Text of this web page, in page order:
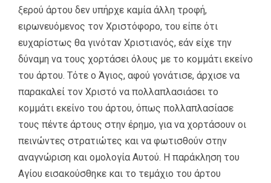
ξερού άρτου δεν υπήρχε καμία άλλη τροφή,
ειρωνευόμενος τον Χριστόφορο, του είπε ότι
ευχαρίστως θα γινόταν Χριστιανός, εάν είχε την
δύναμη να τους χορτάσει όλους με το κομμάτι εκείνο
του άρτου. Τότε ο Άγιος, αφού γονάτισε, άρχισε να
παρακαλεί τον Χριστό να πολλαπλασιάσει το
κομμάτι εκείνο του άρτου, όπως πολλαπλασίασε
τους πέντε άρτους στην έρημο, για να χορτάσουν οι
πεινώντες στρατιώτες και να φωτισθούν στην
αναγνώριση και ομολογία Αυτού. Η παράκληση του
Αγίου εισακούσθηκε και το τεμάχιο του άρτου